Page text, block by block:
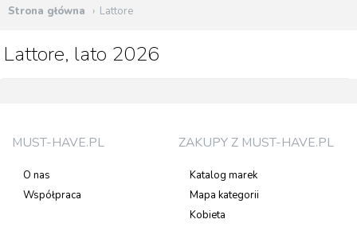
Strona główna Lattore
Lattore, lato 2026
MUST-HAVE.PL
O nas
Współpraca
ZAKUPY Z MUST-HAVE.PL
Katalog marek
Mapa kategorii
Kobieta